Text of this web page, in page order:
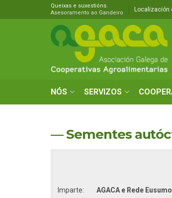
Queixas e suxestións.
Asesoramento ao Gandeiro
Localización
NÓS SERVIZOS
— Sementes
Imparte: AGACA e Rede Eusumo